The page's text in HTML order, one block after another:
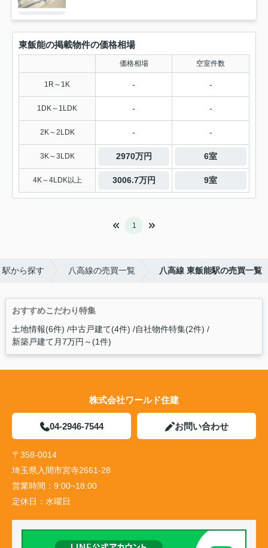
東飯能の掲載物件の価格相場
価格相場 空室件数
1R～1K - -
1DK～1LDK - -
2K～2LDK - -
3K～3LDK 2970万円 6室
4K～4LDK以上 3006.7万円 9室
1
駅から探す 八高線の売買一覧 八高線 東飯能駅の売買一覧
おすすめこだわり特集
土地情報(6件) 中古戸建て(4件) 自社物件特集(2件)
新築戸建て月7万円～(1件)
株式会社ワールド住建
04-2946-7544 お問い合わせ
〒358-0014
埼玉県入間市宮寺2661-28
営業時間： 9:00~18:00
定休日： 水曜日